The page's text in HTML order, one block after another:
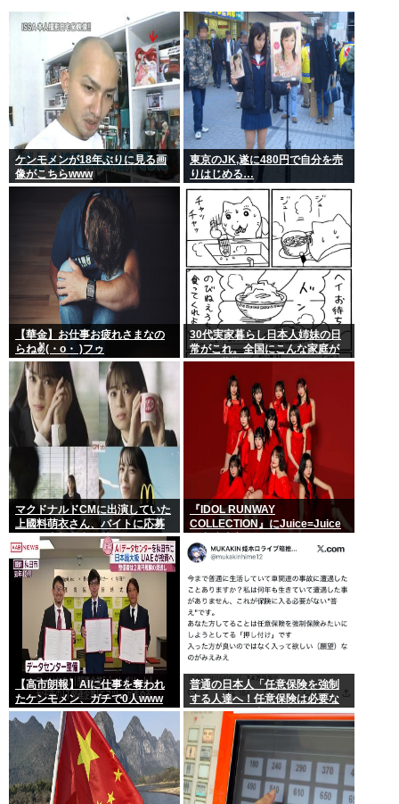
ケンモメンが18年ぶりに見る画
像がこちらwww
東京のJK,遂に480円で自分を売
りはじめる…
【華金】お仕事お疲れさまなの
らね✌(・o・ )フゥ
30代実家暮らし日本人姉妹の日
常がこれ。全国にこんな家庭が
400万世帯ある。
マクドナルドCMに出演していた
上國料萌衣さん、バイトに応募
するも書類選考で落ちる
『IDOL RUNWAY
COLLECTION』にJuice=Juice
【高市朗報】AIに仕事を奪われ
たケンモメン、ガチで0人www
普通の日本人「任意保険を強制
する人達へ！任意保険は必要な
い。そもそも事故を起こしませ
ん」